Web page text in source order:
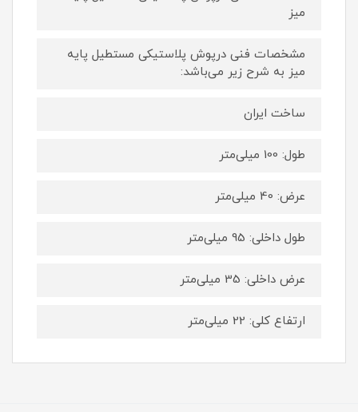
میز
مشخصات فنی درپوش پلاستیکی مستطیل پایه
میز به شرح زیر می‌باشد:
ساخت ایران
طول: 100 میلی‌متر
عرض: 40 میلی‌متر
طول داخلی: 95 میلی‌متر
عرض داخلی: 35 میلی‌متر
ارتفاع کلی: 22 میلی‌متر